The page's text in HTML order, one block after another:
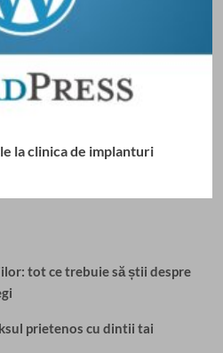
la clinica de implanturi
tot ce trebuie să știi despre
prietenos cu dintii tai